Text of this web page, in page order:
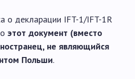
о декларации IFT-1/IFT-1R
этот документ (вместо
не являющийся
Польши.